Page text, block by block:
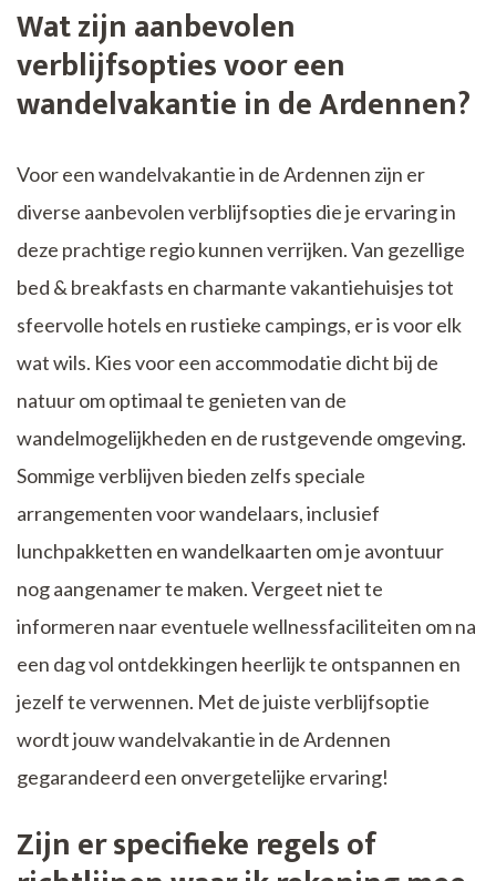
Wat zijn aanbevolen
verblijfsopties voor een
wandelvakantie in de Ardennen?
Voor een wandelvakantie in de Ardennen zijn er
diverse aanbevolen verblijfsopties die je ervaring in
deze prachtige regio kunnen verrijken. Van gezellige
bed & breakfasts en charmante vakantiehuisjes tot
sfeervolle hotels en rustieke campings, er is voor elk
wat wils. Kies voor een accommodatie dicht bij de
natuur om optimaal te genieten van de
wandelmogelijkheden en de rustgevende omgeving.
Sommige verblijven bieden zelfs speciale
arrangementen voor wandelaars, inclusief
lunchpakketten en wandelkaarten om je avontuur
nog aangenamer te maken. Vergeet niet te
informeren naar eventuele wellnessfaciliteiten om na
een dag vol ontdekkingen heerlijk te ontspannen en
jezelf te verwennen. Met de juiste verblijfsoptie
wordt jouw wandelvakantie in de Ardennen
gegarandeerd een onvergetelijke ervaring!
Zijn er specifieke regels of